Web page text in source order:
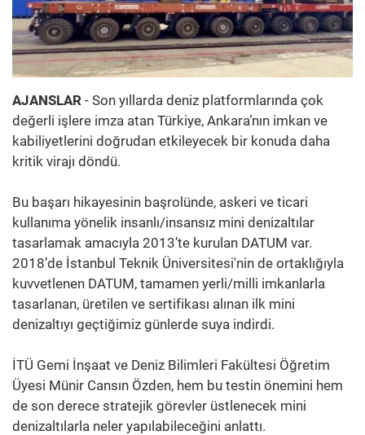
AJANSLAR - Son yıllarda deniz platformlarında çok
değerli işlere imza atan Türkiye, Ankara’nın imkan ve
kabiliyetlerini doğrudan etkileyecek bir konuda daha
kritik virajı döndü.
Bu başarı hikayesinin başrolünde, askeri ve ticari
kullanıma yönelik insanlı/insansız mini denizaltılar
tasarlamak amacıyla 2013’te kurulan DATUM var.
2018’de İstanbul Teknik Üniversitesi'nin de ortaklığıyla
kuvvetlenen DATUM, tamamen yerli/milli imkanlarla
tasarlanan, üretilen ve sertifikası alınan ilk mini
denizaltıyı geçtiğimiz günlerde suya indirdi.
İTÜ Gemi İnşaat ve Deniz Bilimleri Fakültesi Öğretim
Üyesi Münir Cansın Özden, hem bu testin önemini hem
de son derece stratejik görevler üstlenecek mini
denizaltılarla neler yapılabileceğini anlattı.